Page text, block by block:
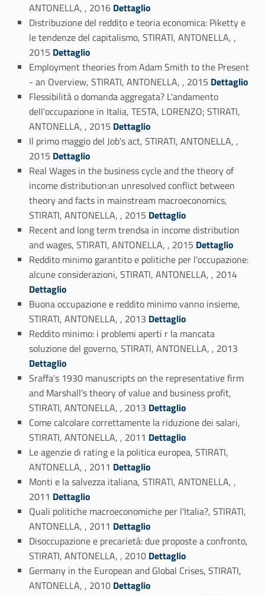
ANTONELLA, , 2016 Dettaglio
Distribuzione del reddito e teoria economica: Piketty e
le tendenze del capitalismo, STIRATI, ANTONELLA, ,
2015 Link identifier #identifier_person_52612-29
Dettaglio
Employment theories from Adam Smith to the Present
- an Overview, STIRATI, ANTONELLA, , 2015 Link identifier #identifier_person_143563-30
Dettaglio
Flessibilità o domanda aggregata? L'andamento
dell'occupazione in Italia, TESTA, LORENZO; STIRATI,
ANTONELLA, , 2015 Link identifier #identifier_person_161629-31
Dettaglio
Il primo maggio del Job's act, STIRATI, ANTONELLA, ,
2015 Link identifier #identifier_person_65379-32
Dettaglio
Real Wages in the business cycle and the theory of
income distribution:an unresolved conflict between
theory and facts in mainstream macroeconomics,
STIRATI, ANTONELLA, , 2015 Link identifier #identifier_person_77373-33
Dettaglio
Recent and long term trendsa in income distribution
and wages, STIRATI, ANTONELLA, , 2015 Link identifier #identifier_person_48961-34
Dettaglio
Reddito minimo garantito e politiche per l'occupazione:
alcune considerazioni, STIRATI, ANTONELLA, , 2014
Dettaglio
Buona occupazione e reddito minimo vanno insieme,
STIRATI, ANTONELLA, , 2013 Link identifier #identifier_person_59050-36
Dettaglio
Reddito minimo: i problemi aperti r la mancata
soluzione del governo, STIRATI, ANTONELLA, , 2013
Dettaglio
Sraffa's 1930 manuscripts on the representative firm
and Marshall's theory of value and business profit,
STIRATI, ANTONELLA, , 2013 Link identifier #identifier_person_69572-38
Dettaglio
Come calcolare correttamente la riduzione dei salari,
STIRATI, ANTONELLA, , 2011 Link identifier #identifier_person_27550-39
Dettaglio
Le agenzie di rating e la politica europea, STIRATI,
ANTONELLA, , 2011 Link identifier #identifier_person_3052-40
Dettaglio
Monti e la salvezza italiana, STIRATI, ANTONELLA, ,
2011 Link identifier #identifier_person_9444-41
Dettaglio
Quali politiche macroeconomiche per l'Italia?, STIRATI,
ANTONELLA, , 2011 Link identifier #identifier_person_48816-42
Dettaglio
Disoccupazione e precarietà: due proposte a confronto,
STIRATI, ANTONELLA, , 2010 Link identifier #identifier_person_36265-43
Dettaglio
Germany in the European and Global Crises, STIRATI,
ANTONELLA, , 2010 Link identifier #identifier_person_44829-44
Dettaglio